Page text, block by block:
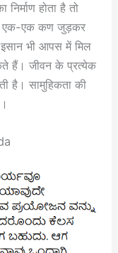
होता है तो
एक-एक कण जुड़कर
भी आपस में मिल
हैं। जीवन के प्रत्येक
है। सामुहिकता की